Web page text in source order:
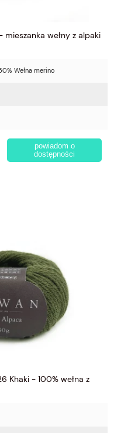
wełny z alpaki
Wełna merino
powiadom o
dostępności
Khaki - 100% wełna z